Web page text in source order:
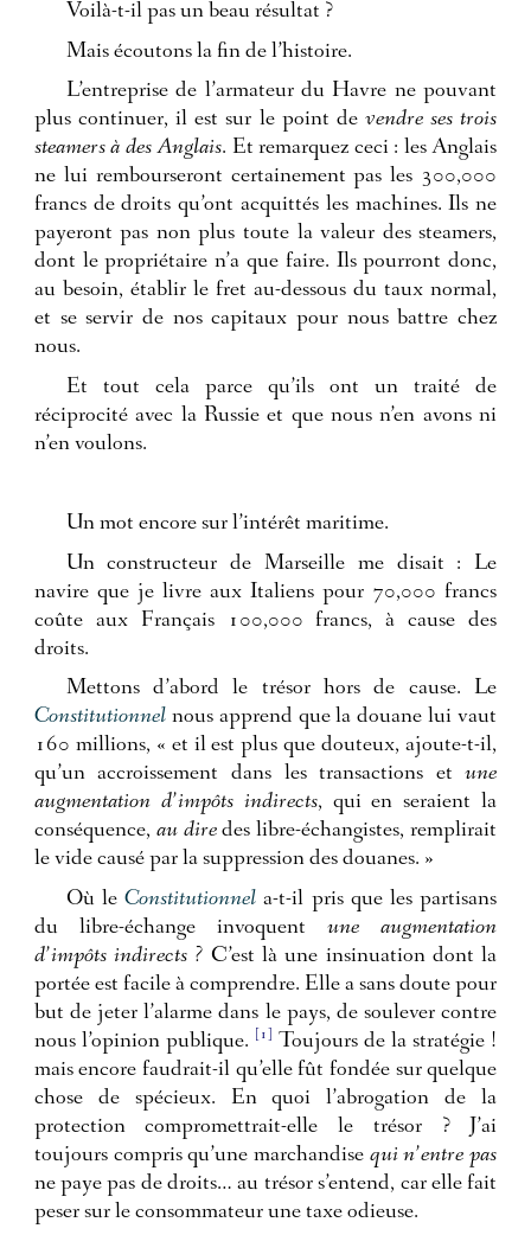
Voilà-t-il pas un beau résultat ?
Mais écoutons la fin de l’histoire.
L’entreprise de l’armateur du Havre ne pouvant
plus continuer, il est sur le point de vendre ses trois
steamers à des Anglais. Et remarquez ceci : les Anglais
ne lui rembourseront certainement pas les 300,000
francs de droits qu’ont acquittés les machines. Ils ne
payeront pas non plus toute la valeur des steamers,
dont le propriétaire n’a que faire. Ils pourront donc,
au besoin, établir le fret au-dessous du taux normal,
et se servir de nos capitaux pour nous battre chez
nous.
Et tout cela parce qu’ils ont un traité de
réciprocité avec la Russie et que nous n’en avons ni
n’en voulons.
Un mot encore sur l’intérêt maritime.
Un constructeur de Marseille me disait : Le
navire que je livre aux Italiens pour 70,000 francs
coûte aux Français 100,000 francs, à cause des
droits.
Mettons d’abord le trésor hors de cause. Le
Constitutionnelnous apprend que la douane lui vaut
160 millions, « et il est plus que douteux, ajoute-t-il,
qu’un accroissement dans les transactions etune
augmentation d’impôts indirects, qui en seraient la
conséquence, au diredes libre-échangistes, remplirait
le vide causé par la suppression des douanes. »
Où leConstitutionnel a-t-il pris que les partisans
du libre-échange invoquentune augmentation
d’impôts indirects ? C’est là une insinuation dont la
portée est facile à comprendre. Elle a sans doute pour
but de jeter l’alarme dans le pays, de soulever contre
nous l’opinion publique.
[1]
Toujours de la stratégie !
mais encore faudrait-il qu’elle fût fondée sur quelque
chose de spécieux. En quoi l’abrogation de la
protection compromettrait-elle le trésor ? J’ai
toujours compris qu’une marchandise qui n’entre pas
ne paye pas de droits… au trésor s’entend, car elle fait
peser sur le consommateur une taxe odieuse.